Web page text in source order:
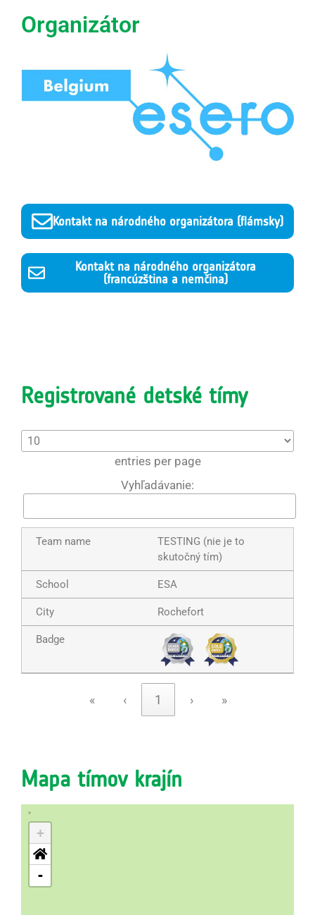
Organizátor
Kontakt na národného organizátora (flámsky)
Kontakt na národného organizátora
(francúzština a nemčina)
Registrované detské tímy
entries per page
Vyhľadávanie:
TESTING (nie je to
skutočný tím)
ESA
Rochefort
« ‹ 1 › »
Mapa tímov krajín
+
-